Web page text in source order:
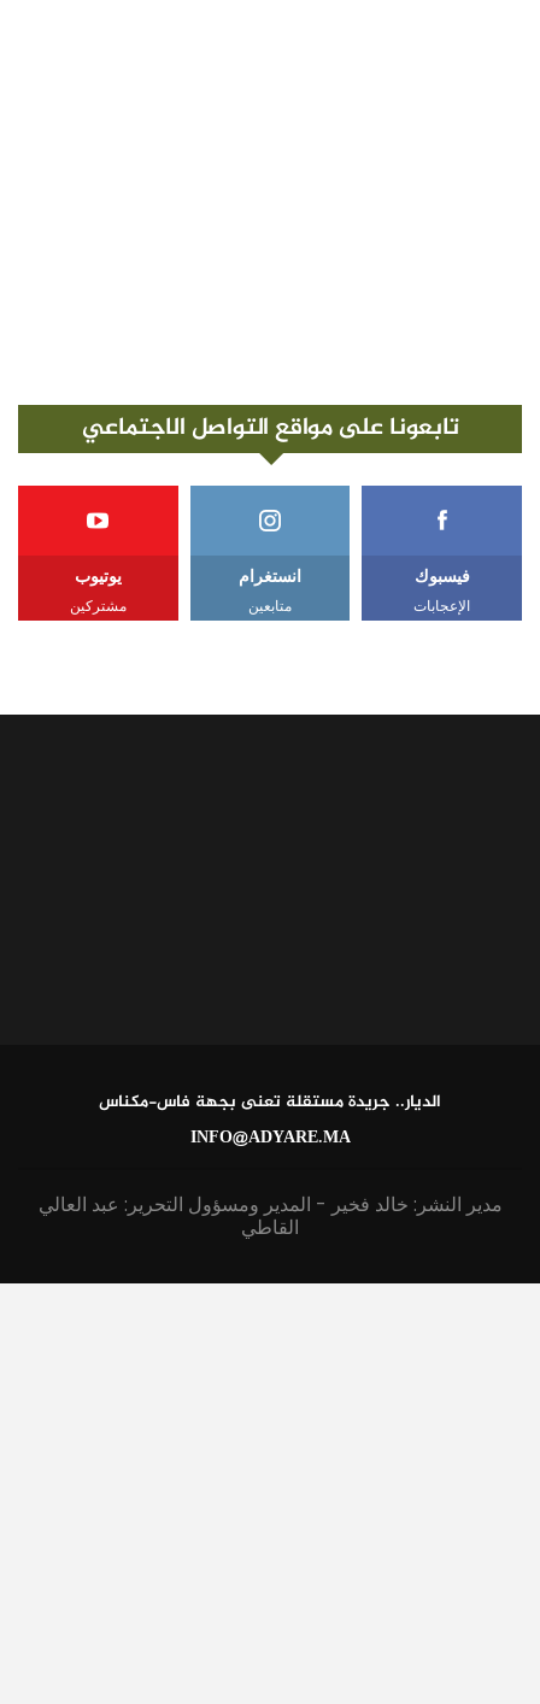
تابعونا على مواقع التواصل الاجتماعي
فيسبوك
الإعجابات
انستغرام
متابعين
يوتيوب
مشتركين
الديار.. جريدة مستقلة تعنى بجهة فاس-مكناس
INFO@ADYARE.MA
مدير النشر: خالد فخير - المدير ومسؤول التحرير: عبد العالي
القاطي